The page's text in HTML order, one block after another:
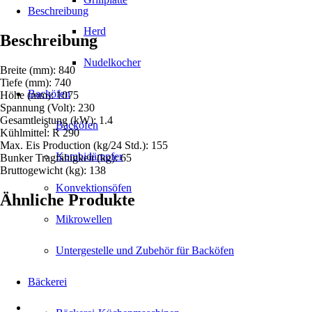
Herd
Nudelkocher
Backöfen
Backöfen
Kombidämpfer
Konvektionsöfen
Mikrowellen
Untergestelle und Zubehör für Backöfen
Bäckerei
Beschreibung
Beschreibung
Breite (mm): 840
Tiefe (mm): 740
Höhe (mm): 1075
Spannung (Volt): 230
Gesamtleistung (kW): 1.4
Kühlmittel: R 290
Max. Eis Production (kg/24 Std.): 155
Bunker Tragfähigkeit (kg): 65
Bruttogewicht (kg): 138
Ähnliche Produkte